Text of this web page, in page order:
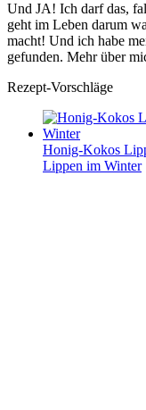
Und JA! Ich darf das,
geht im Leben darum
macht! Und ich habe
gefunden. Mehr über
Rezept-Vorschläge
Honig-Kokos
Lippen im Winter